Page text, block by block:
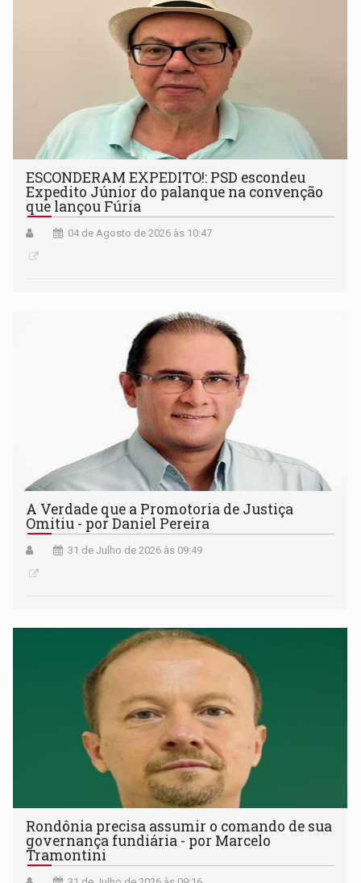
ESCONDERAM EXPEDITO!: PSD escondeu
Expedito Júnior do palanque na convenção
que lançou Fúria
04 de Agosto de 2026 às 10:47
A Verdade que a Promotoria de Justiça
Omitiu - por Daniel Pereira
31 de Julho de 2026 às 09:49
Rondônia precisa assumir o comando de sua
governança fundiária - por Marcelo
Tramontini